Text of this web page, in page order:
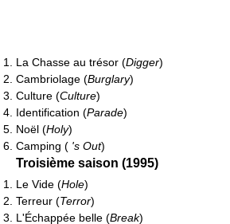
La Chasse au trésor (Digger)
Cambriolage (Burglary)
Culture (Culture)
Identification (Parade)
Noël (Holy)
Camping ( 's Out)
Troisième saison (1995)
Le Vide (Hole)
Terreur (Terror)
L'Échappée belle (Break)